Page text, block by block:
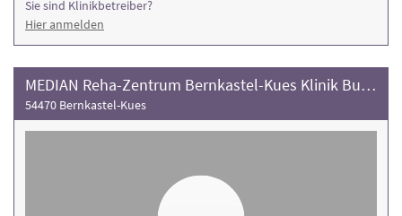
Sie sind Klinikbetreiber?
Hier anmelden
MEDIAN Reha-Zentrum Bernkastel-Kues Klinik Burg Landshut
54470 Bernkastel-Kues